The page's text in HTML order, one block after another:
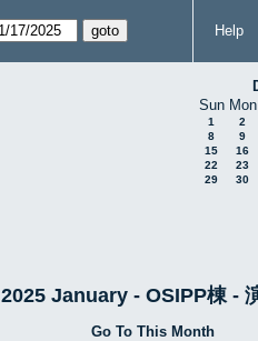
Help
Sun Mon
1 2
8
9
15
16
22
23
29
30
2025 January - OSIPP棟 -
Go To This Month